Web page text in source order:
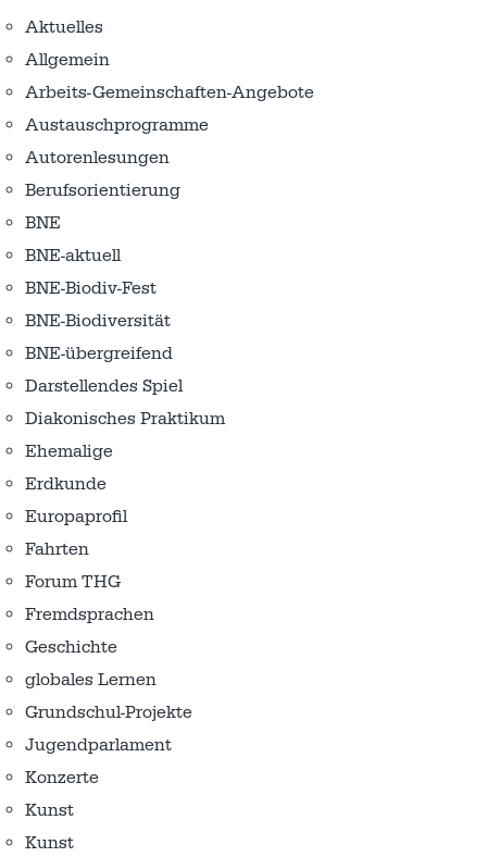
Aktuelles
Allgemein
Arbeits-Gemeinschaften-Angebote
Austausch­programme
Autorenlesungen
Berufsorientierung
BNE
BNE-aktuell
BNE-Biodiv-Fest
BNE-Biodiversität
BNE-übergreifend
Darstellendes Spiel
Diakonisches Praktikum
Ehemalige
Erdkunde
Europaprofil
Fahrten
Forum THG
Fremdsprachen
Geschichte
globales Lernen
Grundschul-Projekte
Jugendparlament
Konzerte
Kunst
Kunst